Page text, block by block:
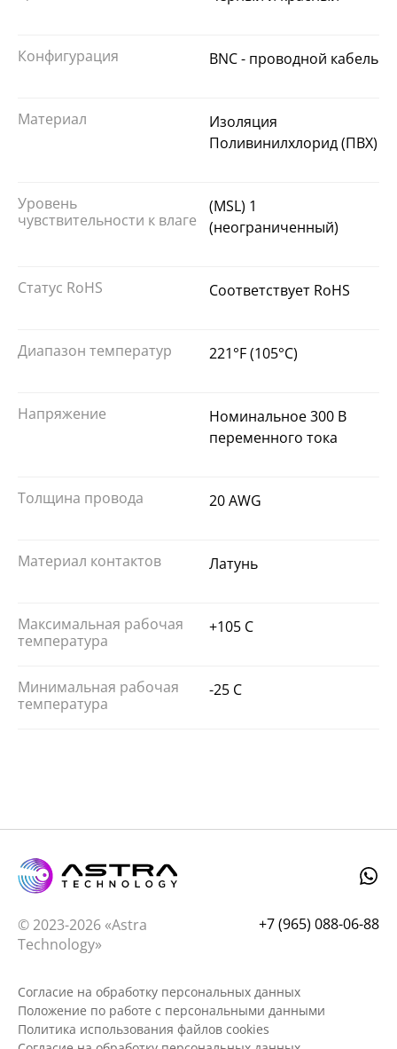
Конфигурация BNC - проводной кабель
Материал
Изоляция
Поливинилхлорид (ПВХ)
Уровень
чувствительности к влаге
(MSL) 1
(неограниченный)
Статус RoHS Соответствует RoHS
Диапазон температур 221°F (105°C)
Напряжение
Номинальное 300 В
переменного тока
Толщина провода 20 AWG
Материал контактов Латунь
Максимальная рабочая
температура
+105 C
Минимальная рабочая
температура
-25 C
© 2023-2026 «Astra
Technology»
+7 (965) 088-06-88
Согласие на обработку персональных данных
Положение по работе с персональными данными
Политика использования файлов cookies